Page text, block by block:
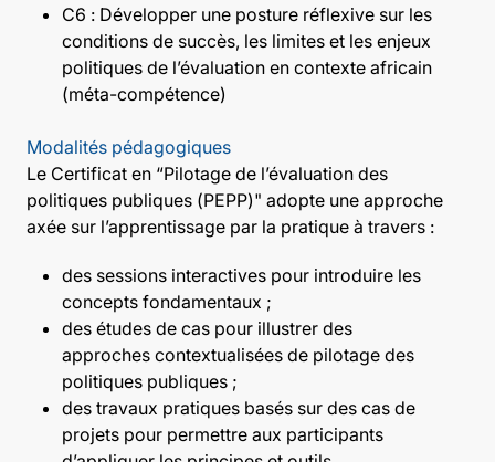
C6 : Développer une posture réflexive sur les
conditions de succès, les limites et les enjeux
politiques de l’évaluation en contexte africain
(méta-compétence)
Modalités pédagogiques
Le Certificat en “Pilotage de l’évaluation des
politiques publiques (PEPP)" adopte une approche
axée sur l’apprentissage par la pratique à travers :
des sessions interactives pour introduire les
concepts fondamentaux ;
des études de cas pour illustrer des
approches contextualisées de pilotage des
politiques publiques ;
des travaux pratiques basés sur des cas de
projets pour permettre aux participants